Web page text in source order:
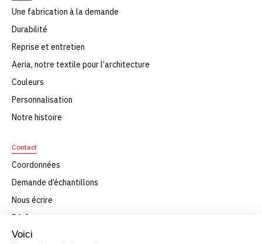
Une fabrication à la demande
Durabilité
Reprise et entretien
Aeria, notre textile pour l’architecture
Couleurs
Personnalisation
Notre histoire
Contact
Coordonnées
Demande d’échantillons
Nous écrire
F.A.Q
Nous rejoindre